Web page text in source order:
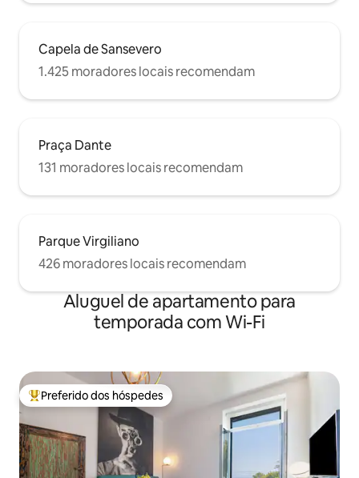
Capela de Sansevero
1.425 moradores locais recomendam
Praça Dante
131 moradores locais recomendam
Parque Virgiliano
426 moradores locais recomendam
Aluguel de apartamento para
temporada com Wi-Fi
Entre os melhores preferidos dos hóspedes
Preferido dos hóspedes